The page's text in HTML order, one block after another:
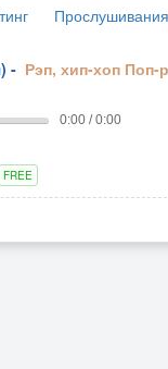
Прослушивания
- Рэп, хип-хоп Поп-
0:00 / 0:00
FREE